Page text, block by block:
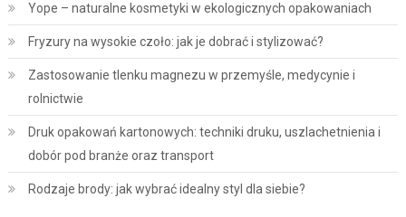
Yope – naturalne kosmetyki w ekologicznych opakowaniach
Fryzury na wysokie czoło: jak je dobrać i stylizować?
Zastosowanie tlenku magnezu w przemyśle, medycynie i
rolnictwie
Druk opakowań kartonowych: techniki druku, uszlachetnienia i
dobór pod branże oraz transport
Rodzaje brody: jak wybrać idealny styl dla siebie?